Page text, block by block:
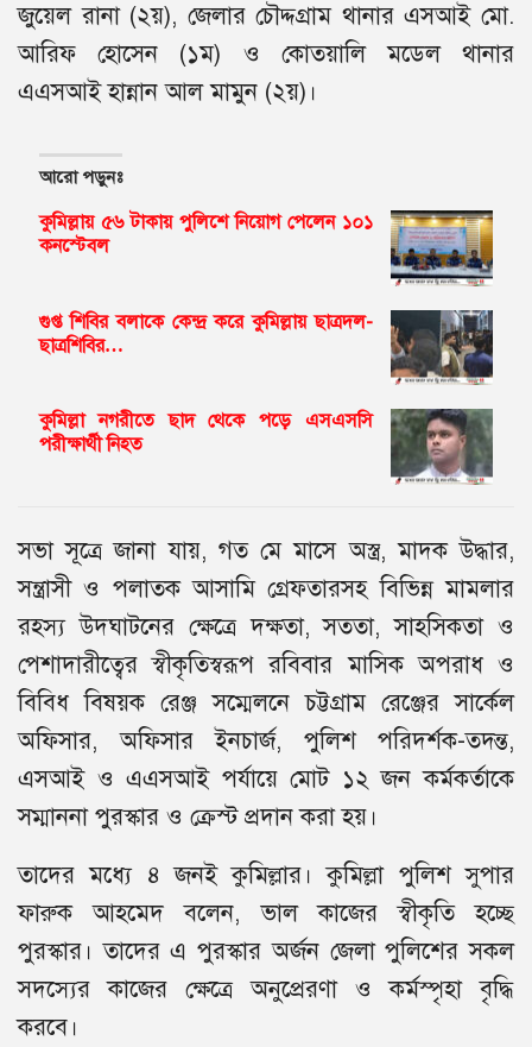
জুয়েল রানা (২য়), জেলার চৌদ্দগ্রাম থানার এসআই মো.
আরিফ হোসেন (১ম) ও কোতয়ালি মডেল থানার
এএসআই হান্নান আল মামুন (২য়)।
আরো পড়ুনঃ
কুমিল্লায় ৫৬ টাকায় পুলিশে নিয়োগ পেলেন ১০১
কনস্টেবল
গুপ্ত শিবির বলাকে কেন্দ্র করে কুমিল্লায় ছাত্রদল-
ছাত্রশিবির…
কুমিল্লা নগরীতে ছাদ থেকে পড়ে এসএসসি
পরীক্ষার্থী নিহত
সভা সূত্রে জানা যায়, গত মে মাসে অস্ত্র, মাদক উদ্ধার,
সন্ত্রাসী ও পলাতক আসামি গ্রেফতারসহ বিভিন্ন মামলার
রহস্য উদঘাটনের ক্ষেত্রে দক্ষতা, সততা, সাহসিকতা ও
পেশাদারীত্বের স্বীকৃতিস্বরূপ রবিবার মাসিক অপরাধ ও
বিবিধ বিষয়ক রেঞ্জ সম্মেলনে চট্টগ্রাম রেঞ্জের সার্কেল
অফিসার, অফিসার ইনচার্জ, পুলিশ পরিদর্শক-তদন্ত,
এসআই ও এএসআই পর্যায়ে মোট ১২ জন কর্মকর্তাকে
সম্মাননা পুরস্কার ও ক্রেস্ট প্রদান করা হয়।
তাদের মধ্যে ৪ জনই কুমিল্লার। কুমিল্লা পুলিশ সুপার
ফারুক আহমেদ বলেন, ভাল কাজের স্বীকৃতি হচ্ছে
পুরস্কার। তাদের এ পুরস্কার অর্জন জেলা পুলিশের সকল
সদস্যের কাজের ক্ষেত্রে অনুপ্রেরণা ও কর্মস্পৃহা বৃদ্ধি
করবে।